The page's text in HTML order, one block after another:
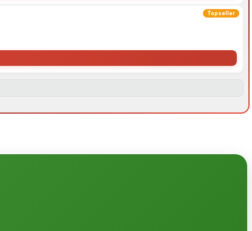
Topseller